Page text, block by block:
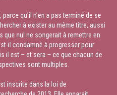
qu’il n’en a pas terminé de se
à exister au même titre, aussi
que nul ne songerait à remettre en
il condamné à progresser pour
il est – et sera – ce que chacun de
sont multiples.
inscrite dans la loi de